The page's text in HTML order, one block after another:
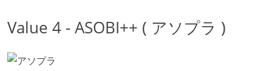
Value 4 - ASOBI++ ( アソプラ )